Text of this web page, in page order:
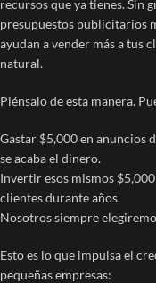
recursos que ya tienes. Sin
presupuestos publicitarios
ayudan a vender más a tus
natural.
Piénsalo de esta manera.
Gastar $5,000 en anuncios
se acaba el dinero.
Invertir esos mismos
clientes durante años.
Nosotros siempre
Esto es lo que impulsa el
pequeñas empresas: